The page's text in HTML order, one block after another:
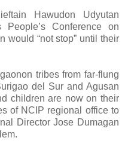
Hawudon Udyutan
Conference on
would “not stop” until their
tribes from far-flung
del Sur and Agusan
children are now on their
of NCIP regional office to
Director Jose Dumagan